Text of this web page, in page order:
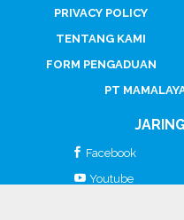
PRIVACY POLICY
TENTANG KAMI
FORM PENGADUAN
PT
Facebook
Youtube